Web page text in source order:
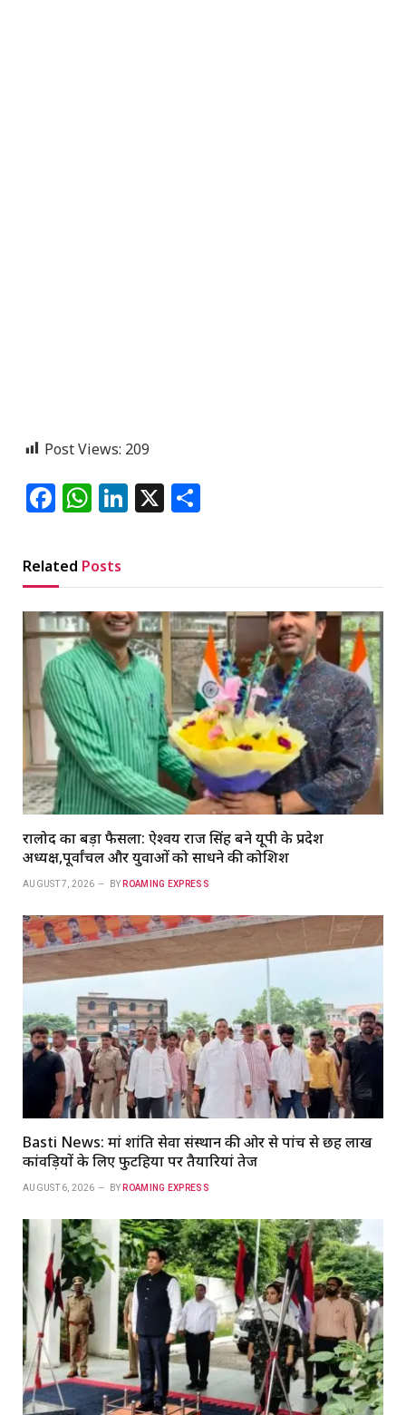
Post Views: 209
Facebook
WhatsApp
LinkedIn
X
Related Posts
रालोद का बड़ा फैसला: ऐश्वर्य राज सिंह बने यूपी के प्रदेश
अध्यक्ष,पूर्वांचल और युवाओं को साधने की कोशिश
AUGUST 7, 2026 BY ROAMING EXPRESS
Basti News: मां शांति सेवा संस्थान की ओर से पांच से छह लाख
कांवड़ियों के लिए फुटहिया पर तैयारियां तेज
AUGUST 6, 2026 BY ROAMING EXPRESS